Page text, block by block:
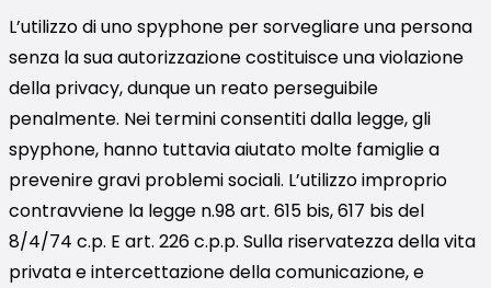
L’utilizzo di uno spyphone per sorvegliare una persona
senza la sua autorizzazione costituisce una violazione
della privacy, dunque un reato perseguibile
penalmente. Nei termini consentiti dalla legge, gli
spyphone, hanno tuttavia aiutato molte famiglie a
prevenire gravi problemi sociali. L’utilizzo improprio
contravviene la legge n.98 art. 615 bis, 617 bis del
8/4/74 c.p. E art. 226 c.p.p. Sulla riservatezza della vita
privata e intercettazione della comunicazione, e